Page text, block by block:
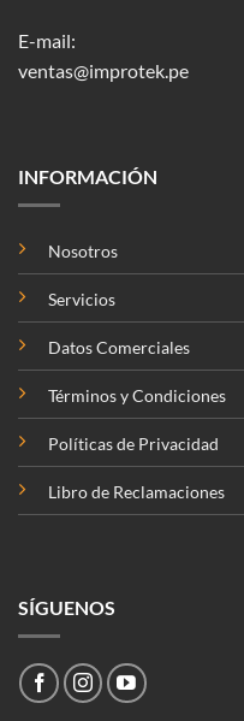
E-mail:
ventas@improtek.pe
INFORMACIÓN
Nosotros
Servicios
Datos Comerciales
Términos y Condiciones
Políticas de Privacidad
Libro de Reclamaciones
SÍGUENOS